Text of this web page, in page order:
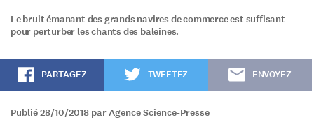
Le bruit émanant des grands navires de commerce est suffisant
pour perturber les chants des baleines.
PARTAGEZ TWEETEZ ENVOYEZ
Publié 28/10/2018 par Agence Science-Presse